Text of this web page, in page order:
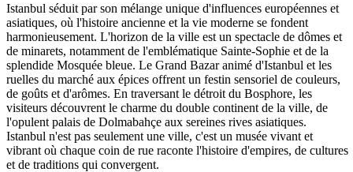
Istanbul séduit par son mélange unique d'influences européennes et
asiatiques, où l'histoire ancienne et la vie moderne se fondent
harmonieusement. L'horizon de la ville est un spectacle de dômes et
de minarets, notamment de l'emblématique Sainte-Sophie et de la
splendide Mosquée bleue. Le Grand Bazar animé d'Istanbul et les
ruelles du marché aux épices offrent un festin sensoriel de couleurs,
de goûts et d'arômes. En traversant le détroit du Bosphore, les
visiteurs découvrent le charme du double continent de la ville, de
l'opulent palais de Dolmabahçe aux sereines rives asiatiques.
Istanbul n'est pas seulement une ville, c'est un musée vivant et
vibrant où chaque coin de rue raconte l'histoire d'empires, de cultures
et de traditions qui convergent.